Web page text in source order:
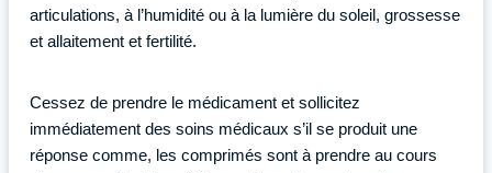
articulations, à l’humidité ou à la lumière du soleil, grossesse
et allaitement et fertilité.
Cessez de prendre le médicament et sollicitez
immédiatement des soins médicaux s’il se produit une
réponse comme, les comprimés sont à prendre au cours